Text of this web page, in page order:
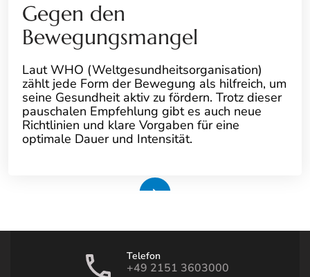
Gegen den
Bewegungsmangel
Laut WHO (Weltgesundheitsorganisation)
zählt jede Form der Bewegung als hilfreich, um
seine Gesundheit aktiv zu fördern. Trotz dieser
pauschalen Empfehlung gibt es auch neue
Richtlinien und klare Vorgaben für eine
optimale Dauer und Intensität.
Telefon
+49 2151 3603000